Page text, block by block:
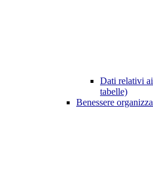
Dati relativi
tabelle)
Benessere